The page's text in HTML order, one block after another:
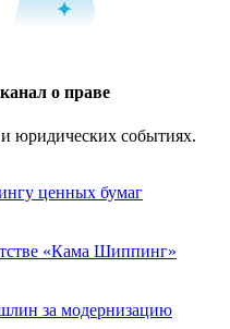
о праве
юридических событиях.
ценных бумаг
«Кама Шиппинг»
за модернизацию